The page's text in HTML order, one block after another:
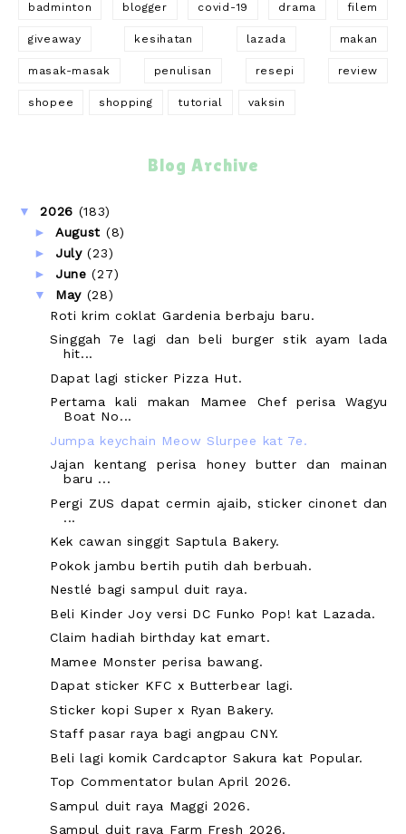
badminton blogger covid-19 drama filem
giveaway kesihatan lazada makan
masak-masak penulisan resepi review
shopee shopping tutorial vaksin
Blog Archive
▼2026 (183)
► August (8)
► July(23)
► June(27)
▼ May (28)
Roti krim coklat Gardenia berbaju baru.
Singgah 7e lagi dan beli burger stik ayam lada
hit...
Dapat lagi sticker Pizza Hut.
Pertama kali makan Mamee Chef perisa Wagyu
Boat No...
Jumpa keychain Meow Slurpee kat 7e.
Jajan kentang perisa honey butter dan mainan
baru ...
Pergi ZUS dapat cermin ajaib, sticker cinonet dan
...
Kek cawan singgit Saptula Bakery.
Pokok jambu bertih putih dah berbuah.
Nestlé bagi sampul duit raya.
Beli Kinder Joy versi DC Funko Pop! kat Lazada.
Claim hadiah birthday kat emart.
Mamee Monster perisa bawang.
Dapat sticker KFC x Butterbear lagi.
Sticker kopi Super x Ryan Bakery.
Staff pasar raya bagi angpau CNY.
Beli lagi komik Cardcaptor Sakura kat Popular.
Top Commentator bulan April 2026.
Sampul duit raya Maggi 2026.
Sampul duit raya Farm Fresh 2026.